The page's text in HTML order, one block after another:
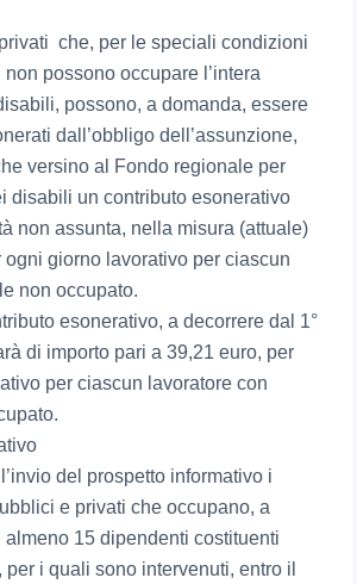
privati che, per le speciali condizioni
possono occupare l’intera
possono, a domanda, essere
dall’obbligo dell’assunzione,
versino al Fondo regionale per
disabili un contributo esonerativo
non assunta, nella misura (attuale)
ogni giorno lavorativo per ciascun
non occupato.
esonerativo, a decorrere dal 1°
di importo pari a 39,21 euro, per
per ciascun lavoratore con
del prospetto informativo i
e privati che occupano, a
almeno 15 dipendenti costituenti
per i quali sono intervenuti, entro il